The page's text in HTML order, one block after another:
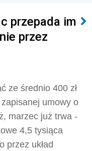
przepada im
przez
ze średnio 400 zł
umowy o
marzec już trwa -
4,5 tysiąca
przez układ